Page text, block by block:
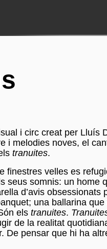
i circ creat per Lluís
i melodies noves, el
tranuites.
finestres velles es
seus somnis: un home
d’avis
una ballarina
els tranuites.
de la realitat
De pensar que hi ha